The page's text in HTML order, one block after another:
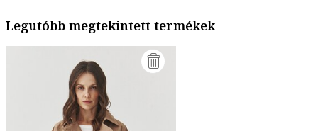
Legutóbb megtekintett termékek